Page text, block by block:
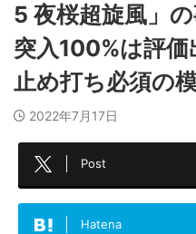
5 夜桜超旋風」
突入100%は評
止め打ち必須の
2022年7月17日
Post
Hatena